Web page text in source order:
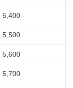
5,400
5,500
5,600
5,700